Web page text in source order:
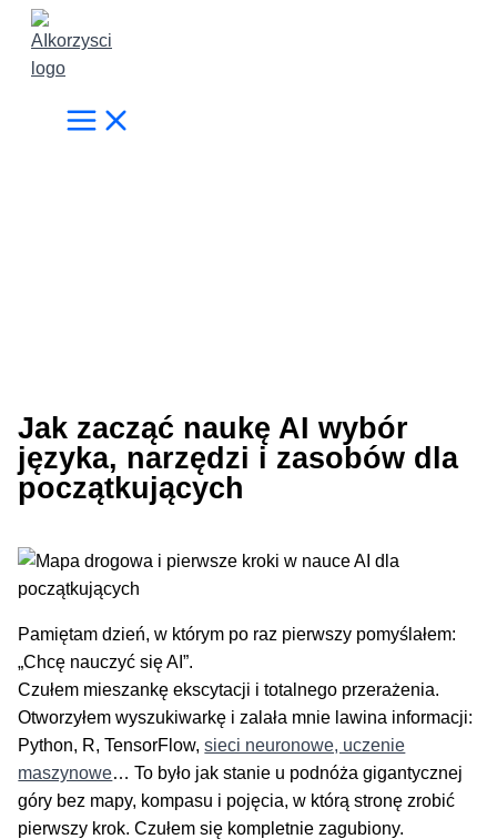
Przejdź
treści
Jak zacząć naukę AI wybór
języka, narzędzi i zasobów dla
początkujących
Pamiętam dzień, w którym po raz pierwszy pomyślałem:
„Chcę nauczyć się AI”.
Czułem mieszankę ekscytacji i totalnego przerażenia.
Otworzyłem wyszukiwarkę i zalała mnie lawina informacji:
Python, R, TensorFlow,sieci neuronowe, uczenie
maszynowe… To było jak stanie u podnóża gigantycznej
góry bez mapy, kompasu i pojęcia, w którą stronę zrobić
pierwszy krok. Czułem się kompletnie zagubiony.